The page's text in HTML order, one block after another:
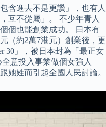
含進去不是更讚」，也有人
互不從屬」。 不少年青人
個也能創業成功。 日本有
（約2萬7港元）創業後，更
30」，被日本封為「最正女
意投入事業做個女強人
她姓而引起全國人民討論。